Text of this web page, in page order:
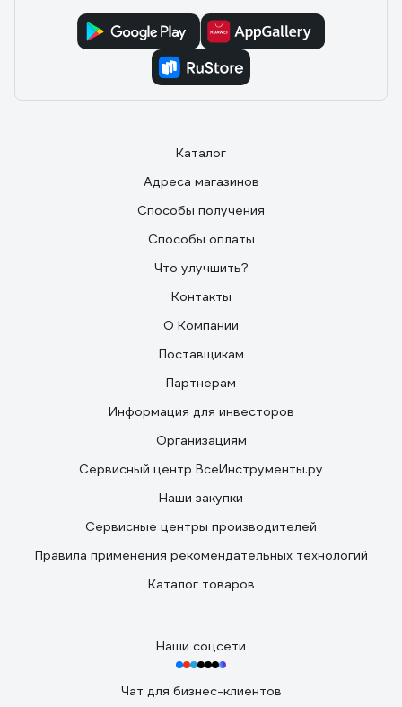
Каталог
Адреса магазинов
Способы получения
Способы оплаты
Что улучшить?
Контакты
О Компании
Поставщикам
Партнерам
Информация для инвесторов
Организациям
Сервисный центр ВсеИнструменты.ру
Наши закупки
Сервисные центры производителей
Правила применения рекомендательных технологий
Каталог товаров
Наши соцсети
Чат для бизнес-клиентов